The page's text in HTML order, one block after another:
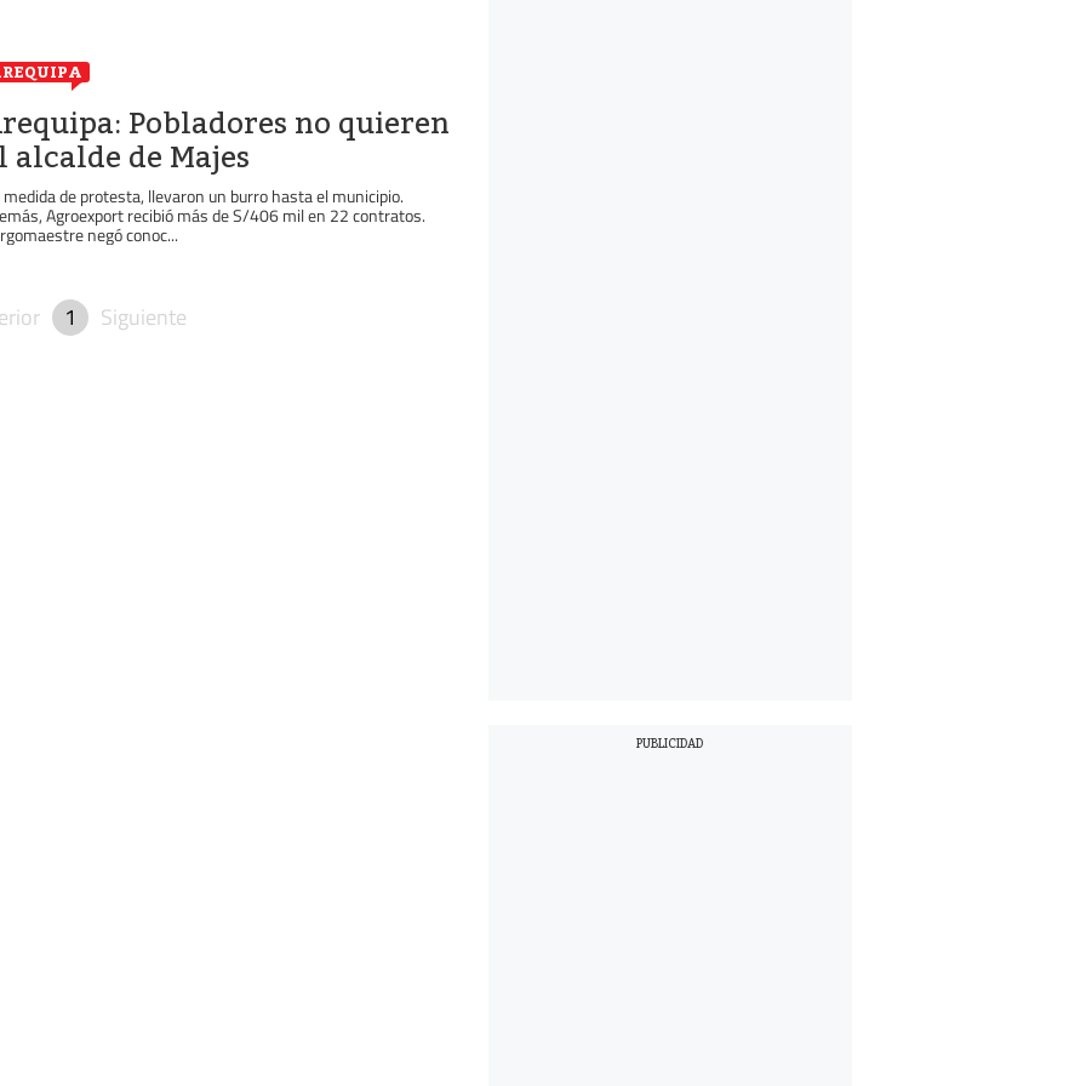
Pobladores no quieren
alcalde de Majes
de protesta, llevaron un burro hasta el municipio.
Agroexport recibió más de S/406 mil en 22 contratos.
negó conoc...
1 Siguiente